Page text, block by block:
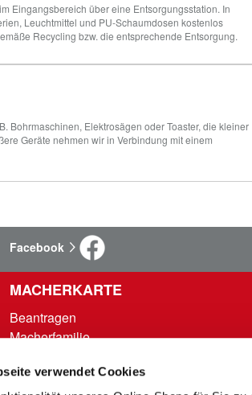
verwendet Cookies
Eingangsbereich über eine Entsorgungsstation. In
Leuchtmittel und PU-Schaumdosen kostenlos
Recycling bzw. die entsprechende Entsorgung.
Bohrmaschinen, Elektrosägen oder Toaster, die kleiner
Geräte nehmen wir in Verbindung mit einem
Facebook
MACHERKARTE
Beantragen
Macherfamilie
Teilnahmebedingungen